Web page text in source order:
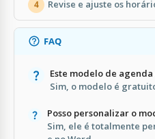
4 Revise e ajuste os
FAQ
Este modelo de
Sim, o modelo é
Posso personalizar o
Sim, ele é totalmente